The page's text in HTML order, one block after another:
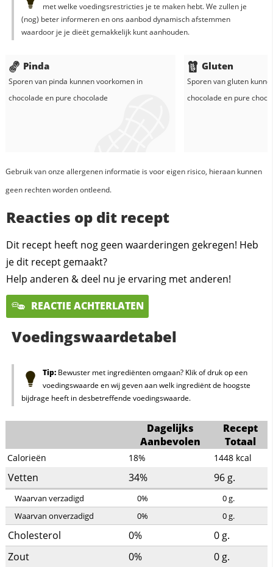
met welke voedingsrestricties je te maken hebt. We zullen je
(nog) beter informeren en ons aanbod dynamisch afstemmen
waardoor je je dieët gemakkelijk kunt aanhouden.
Pinda
Sporen van pinda kunnen voorkomen in
chocolade en pure chocolade
Gluten
Sporen van gluten
chocolade en pure
Gebruik van onze allergenen informatie is voor eigen risico, hieraan kunnen
geen rechten worden ontleend.
Reacties op dit recept
Dit recept heeft nog geen waarderingen gekregen! Heb
je dit recept gemaakt?
Help anderen & deel nu je ervaring met anderen!
REACTIE ACHTERLATEN
Voedingswaardetabel
Tip:Bewuster met ingrediënten omgaan? Klik of druk op een
voedingswaarde en wij geven aan welk ingrediënt de hoogste
bijdrage heeft in desbetreffende voedingswaarde.
Dagelijks
Aanbevolen
Recept
Totaal
Calorieën 18% 1448 kcal
Vetten 34% 96 g.
Waarvan verzadigd 0% 0g.
Waarvan onverzadigd
0% 0g.
Cholesterol 0% 0 g.
Zout
0% 0 g.